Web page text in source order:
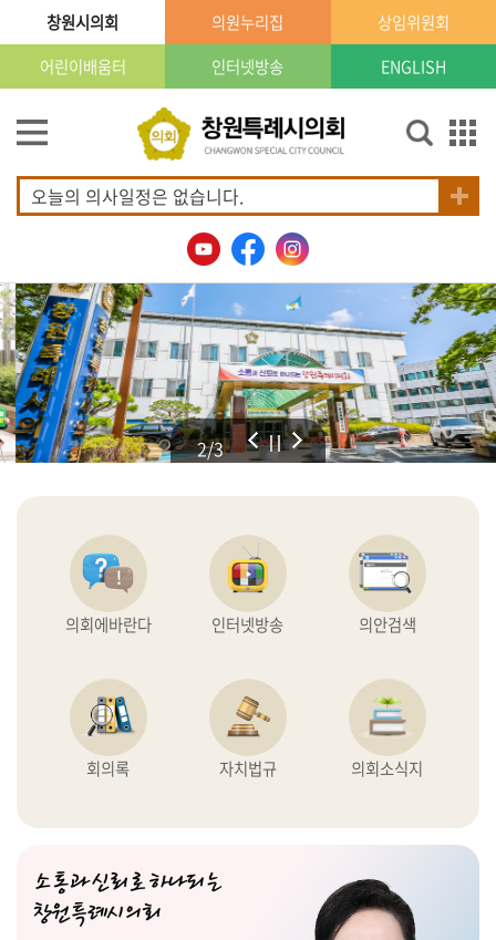
본문으로 바로가기
GNB메뉴 바로가기
의
회
소
개
소
식
의
원
안
내
의
대
마
창원시의회 의원누리집
상임위원회
어린이배움터
인터넷방송 ENGLISH
오늘의 의사일정은 없습니다.
2/3
의회에바란다 인터넷방송 의안검색
회의록 자치법규 의회소식지